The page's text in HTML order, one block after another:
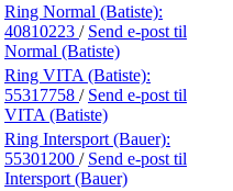
Ring Normal (Batiste):
40810223 / Send e-post til
Normal (Batiste)
Ring VITA (Batiste):
55317758 / Send e-post til
VITA (Batiste)
Ring Intersport (Bauer):
55301200 / Send e-post til
Intersport (Bauer)